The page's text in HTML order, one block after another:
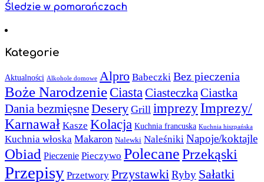
Śledzie w pomarańczach
Kategorie
Aktualności Alkohole domowe Alpro Babeczki Bez pieczenia
Boże NarodzenieCiastaCiasteczkaCiastka
Dania bezmięsneDesery Grill imprezy Imprezy/
Karnawał Kasze Kolacja Kuchnia francuska Kuchnia hiszpańska
Kuchnia włoska Makaron Nalewki Naleśniki Napoje/koktajle
Obiad Pieczenie Pieczywo PolecanePrzekąski
Przepisy Przetwory PrzystawkiRyby Sałatki